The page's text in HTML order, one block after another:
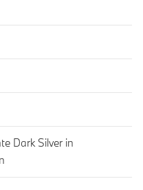
Dark Silver in